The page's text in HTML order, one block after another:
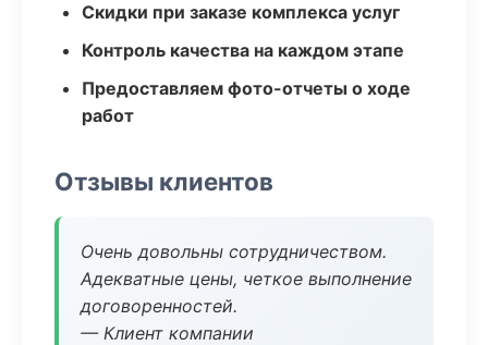
Скидки при заказе комплекса услуг
Контроль качества на каждом этапе
Предоставляем фото-отчеты о ходе
работ
Отзывы клиентов
Очень довольны сотрудничеством.
Адекватные цены, четкое выполнение
договоренностей.
— Клиент компании